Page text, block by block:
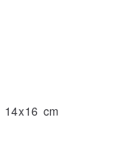
14x16 cm